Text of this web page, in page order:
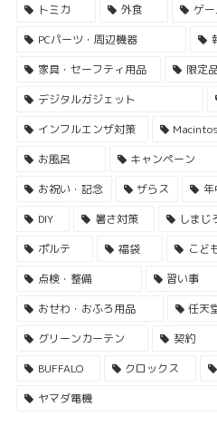
トミカ
外食 ゲ
PCパーツ・周辺機器
家具・セーフティ用品
限定
デジタルガジェット
インフルエンザ対策
お風呂
キャンペーン
お祝い・記念
ザらス
DIY
暑さ対策 しまじ
ポルテ
福袋 こど
点検・整備
習い事
おせわ・おふろ用品
任天
グリーンカーテン
契約
BUFFALO
クロックス
ヤマダ電機